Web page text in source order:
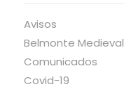
Avisos
Belmonte Medieval
Comunicados
Covid-19